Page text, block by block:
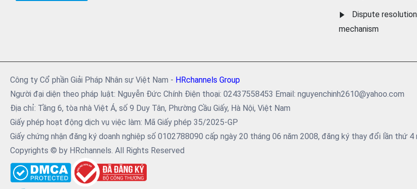
Dispute resolution
mechanism
Công ty Cổ phần Giải Pháp Nhân sự Việt Nam - HRchannels Group
Người đại diện theo pháp luật: Nguyễn Đức Chính Điện thoại: 02437558453 Email: nguyenchinh2610@yahoo.com
Địa chỉ: Tầng 6, tòa nhà Việt Á, số 9 Duy Tân, Phường Cầu Giấy, Hà Nội, Việt Nam
Giấy phép hoạt động dịch vụ việc làm: Mã Giấy phép 35/2025-GP
Giấy chứng nhận đăng ký doanh nghiệp số 0102788090 cấp ngày 20 tháng 06 năm 2008, đăng ký thay đổi lần thứ
Copyrights © by HRchannels. All Rights Reserved